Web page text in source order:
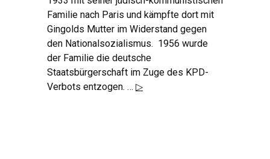
Familie nach Paris und kämpfte dort mit
Gingolds Mutter im Widerstand gegen
den Nationalsozialismus. 1956 wurde
der Familie die deutsche
Staatsbürgerschaft im Zuge des KPD-
Verbots entzogen. … ▷